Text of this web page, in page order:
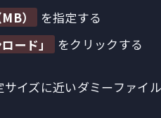
）
を指定する
ード」
をクリックする
イズに近いダミーファイ